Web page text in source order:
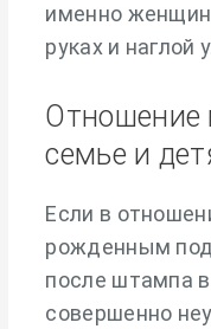
именно
руках и наглой
Отношение
семье и
Если в
рожденным под
после штампа
совершенно